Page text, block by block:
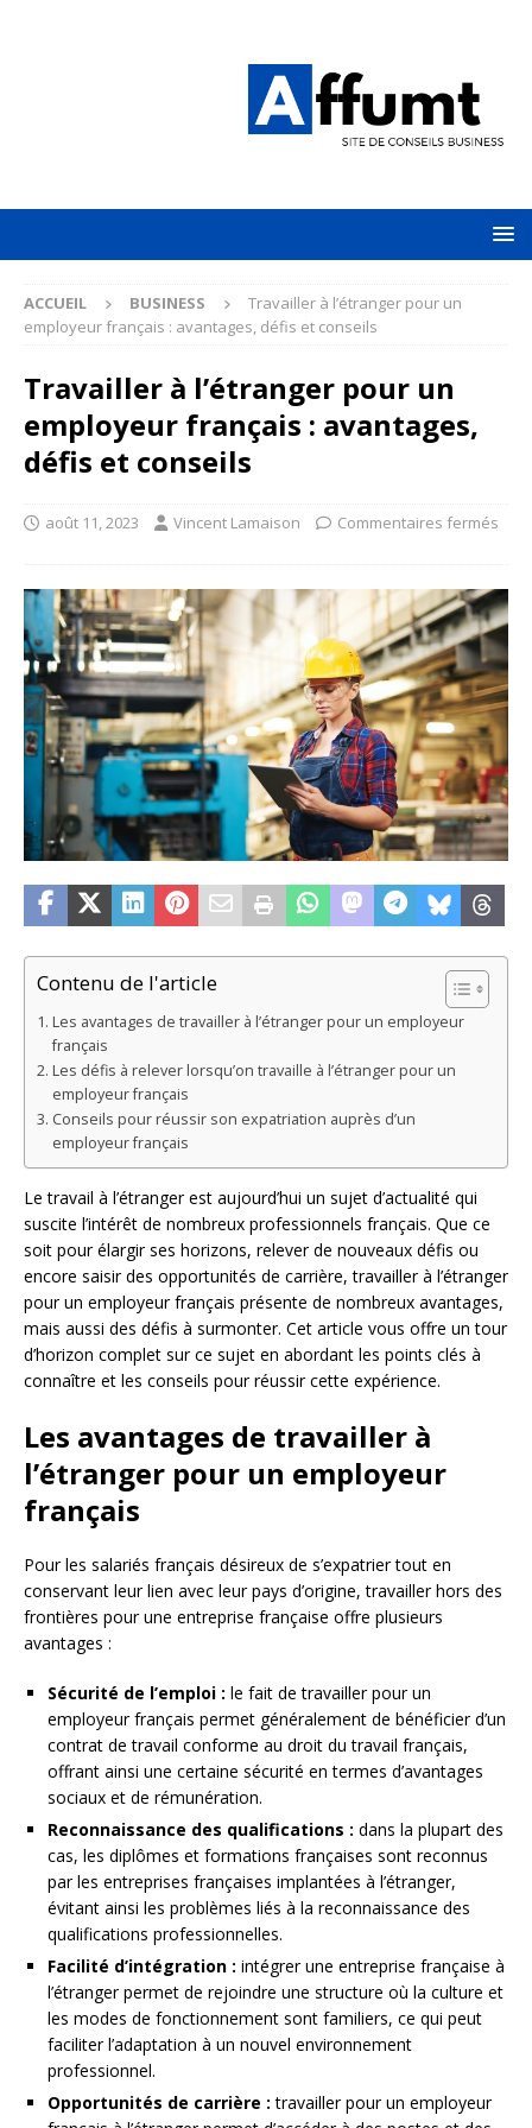
ACCUEIL BUSINESS
Travailler à l’étranger pour un
employeur français : avantages, défis et conseils
Travailler à l’étranger pour un
employeur français : avantages,
défis et conseils
août 11, 2023 Vincent Lamaison Commentaires fermés
Contenu de l'article
Les avantages de travailler à l’étranger pour un employeur
français
Les défis à relever lorsqu’on travaille à l’étranger pour un
employeur français
Conseils pour réussir son expatriation auprès d’un
employeur français
Le travail à l’étranger est aujourd’hui un sujet d’actualité qui
suscite l’intérêt de nombreux professionnels français. Que ce
soit pour élargir ses horizons, relever de nouveaux défis ou
encore saisir des opportunités de carrière, travailler à l’étranger
pour un employeur français présente de nombreux avantages,
mais aussi des défis à surmonter. Cet article vous offre un tour
d’horizon complet sur ce sujet en abordant les points clés à
connaître et les conseils pour réussir cette expérience.
Les avantages de travailler à
l’étranger pour un employeur
français
Pour les salariés français désireux de s’expatrier tout en
conservant leur lien avec leur pays d’origine, travailler hors des
frontières pour une entreprise française offre plusieurs
avantages :
Sécurité de l’emploi : le fait de travailler pour un
employeur français permet généralement de bénéficier d’un
contrat de travail conforme au droit du travail français,
offrant ainsi une certaine sécurité en termes d’avantages
sociaux et de rémunération.
Reconnaissance des qualifications : dans la plupart des
cas, les diplômes et formations françaises sont reconnus
par les entreprises françaises implantées à l’étranger,
évitant ainsi les problèmes liés à la reconnaissance des
qualifications professionnelles.
Facilité d’intégration : intégrer une entreprise française à
l’étranger permet de rejoindre une structure où la culture et
les modes de fonctionnement sont familiers, ce qui peut
faciliter l’adaptation à un nouvel environnement
professionnel.
Opportunités de carrière : travailler pour un employeur